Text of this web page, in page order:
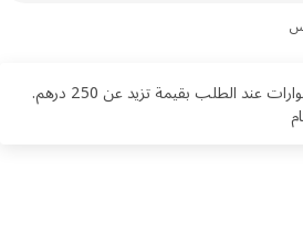
توصيل مجاني للإكسسوارات عند الطلب بقيمة تزيد عن 250 درهم.